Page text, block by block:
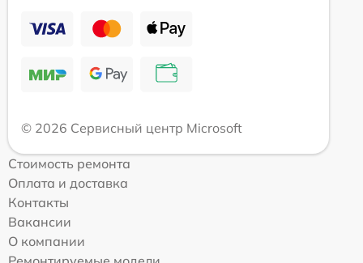
© 2026 Сервисный центр Microsoft
Стоимость ремонта
Оплата и доставка
Контакты
Вакансии
О компании